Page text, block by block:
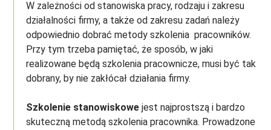
W zależności od stanowiska pracy, rodzaju i zakresu
działalności firmy, a także od zakresu zadań należy
odpowiednio dobrać metody szkolenia pracowników.
Przy tym trzeba pamiętać, że sposób, w jaki
realizowane będą szkolenia pracownicze, musi być tak
dobrany, by nie zakłócał działania firmy.
Szkolenie stanowiskowejest najprostszą i bardzo
skuteczną metodą szkolenia pracownika. Prowadzone